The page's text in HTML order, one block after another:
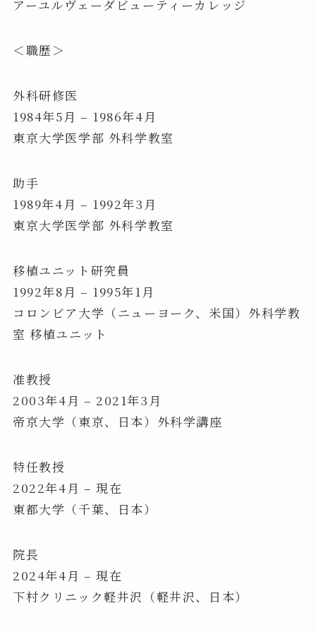
アーユルヴェーダビューティーカレッジ
＜職歴＞
外科研修医
1984年5月 – 1986年4月
東京大学医学部 外科学教室
助手
1989年4月 – 1992年3月
東京大学医学部 外科学教室
移植ユニット研究員
1992年8月 – 1995年1月
コロンビア大学（ニューヨーク、米国）外科学教
室 移植ユニット
准教授
2003年4月 – 2021年3月
帝京大学（東京、日本）外科学講座
特任教授
2022年4月 – 現在
東都大学（千葉、日本）
院長
2024年4月 – 現在
下村クリニック軽井沢（軽井沢、日本）